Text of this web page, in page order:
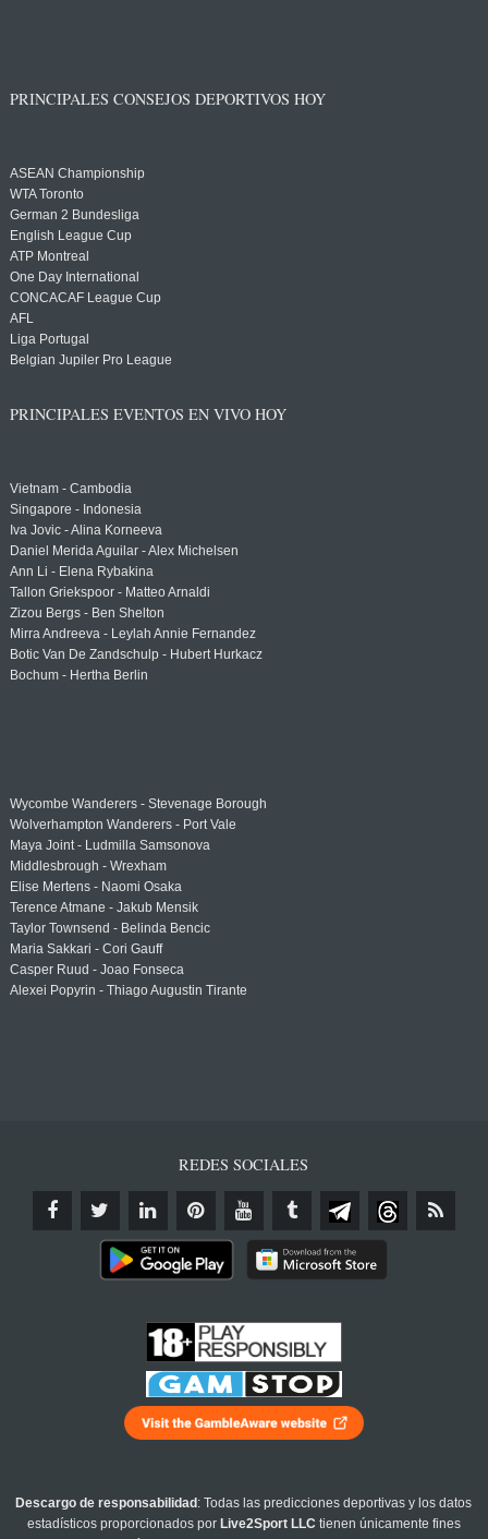
PRINCIPALES CONSEJOS DEPORTIVOS HOY
ASEAN Championship
WTA Toronto
German 2 Bundesliga
English League Cup
ATP Montreal
One Day International
CONCACAF League Cup
AFL
Liga Portugal
Belgian Jupiler Pro League
PRINCIPALES EVENTOS EN VIVO HOY
Vietnam - Cambodia
Singapore - Indonesia
Iva Jovic - Alina Korneeva
Daniel Merida Aguilar - Alex Michelsen
Ann Li - Elena Rybakina
Tallon Griekspoor - Matteo Arnaldi
Zizou Bergs - Ben Shelton
Mirra Andreeva - Leylah Annie Fernandez
Botic Van De Zandschulp - Hubert Hurkacz
Bochum - Hertha Berlin
Wycombe Wanderers - Stevenage Borough
Wolverhampton Wanderers - Port Vale
Maya Joint - Ludmilla Samsonova
Middlesbrough - Wrexham
Elise Mertens - Naomi Osaka
Terence Atmane - Jakub Mensik
Taylor Townsend - Belinda Bencic
Maria Sakkari - Cori Gauff
Casper Ruud - Joao Fonseca
Alexei Popyrin - Thiago Augustin Tirante
REDES SOCIALES
Descargo de responsabilidad : Todas las predicciones deportivas y los datos
estadísticos proporcionados por Live2Sport LLC tienen únicamente fines